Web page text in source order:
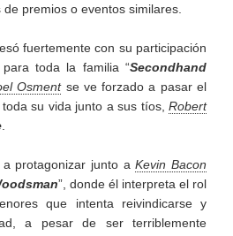
premios o eventos similares.
fuertemente con su participación
toda la familia “Secondhand
Osmentse ve forzado a pasar el
su vida junto a sus tíos, Robert
a protagonizar junto aKevin Bacon
”, donde él interpreta el rol
que intenta reivindicarse y
a pesar de ser terriblemente